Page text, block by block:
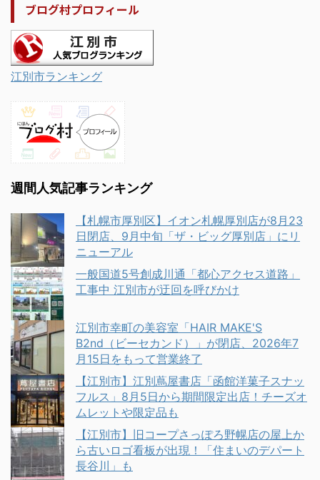
ブログ村プロフィール
江別市ランキング
週間人気記事ランキング
【札幌市厚別区】イオン札幌厚別店が8月23
日閉店、9月中旬「ザ・ビッグ厚別店」にリ
ニューアル
一般国道5号創成川通「都心アクセス道路」
工事中 江別市が迂回を呼びかけ
江別市幸町の美容室「HAIR MAKE'S
B2nd（ビーセカンド）」が閉店、2026年7
月15日をもって営業終了
【江別市】江別蔦屋書店「函館洋菓子スナッ
フルス」8月5日から期間限定出店！チーズオ
ムレットや限定品も
【江別市】旧コープさっぽろ野幌店の屋上か
ら古いロゴ看板が出現！「住まいのデパート
長谷川」も